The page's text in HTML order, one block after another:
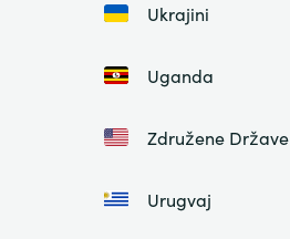
Ukrajini
Uganda
Združene Države
Urugvaj